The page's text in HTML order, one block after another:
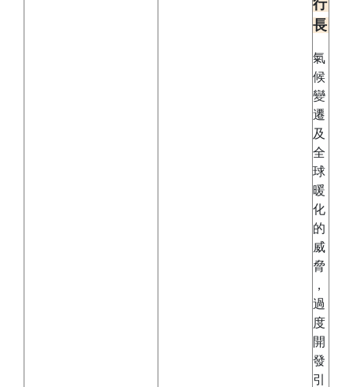
行
長
氣
候
變
遷
及
全
球
暖
化
的
威
脅
，
過
度
開
發
引